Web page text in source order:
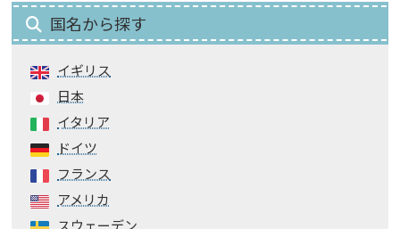
国名から探す
イギリス
日本
イタリア
ドイツ
フランス
アメリカ